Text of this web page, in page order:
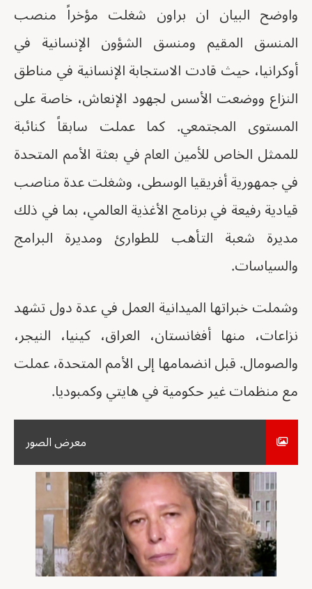
واوضح البيان ان براون شغلت مؤخراً منصب
المنسق المقيم ومنسق الشؤون الإنسانية في
أوكرانيا، حيث قادت الاستجابة الإنسانية في مناطق
النزاع ووضعت الأسس لجهود الإنعاش، خاصة على
المستوى المجتمعي. كما عملت سابقاً كنائبة
للممثل الخاص للأمين العام في بعثة الأمم المتحدة
في جمهورية أفريقيا الوسطى، وشغلت عدة مناصب
قيادية رفيعة في برنامج الأغذية العالمي، بما في ذلك
مديرة شعبة التأهب للطوارئ ومديرة البرامج
والسياسات.
وشملت خبراتها الميدانية العمل في عدة دول تشهد
نزاعات، منها أفغانستان، العراق، كينيا، النيجر،
والصومال. قبل انضمامها إلى الأمم المتحدة، عملت
مع منظمات غير حكومية في هايتي وكمبوديا.
معرض الصور